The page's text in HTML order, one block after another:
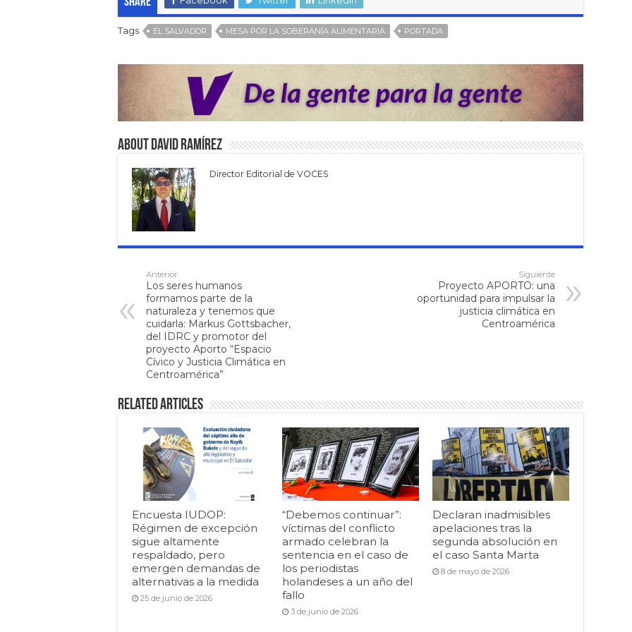
Tags EL SALVADOR MESA POR LA SOBERANÍA ALIMENTARIA PORTADA
About David Ramírez
Director Editorial de VOCES
Anterior
Los seres humanos
formamos parte de la
naturaleza y tenemos que
cuidarla: Markus Gottsbacher,
del IDRC y promotor del
proyecto Aporto “Espacio
Cívico y Justicia Climática en
Centroamérica”
Siguiente
Proyecto APORTO: una
oportunidad para impulsar la
justicia climática en
Centroamérica
Related Articles
Encuesta IUDOP:
Régimen de excepción
sigue altamente
respaldado, pero
emergen demandas de
alternativas a la medida
25 de junio de 2026
“Debemos continuar”:
víctimas del conflicto
armado celebran la
sentencia en el caso de
los periodistas
holandeses a un año del
fallo
3 de junio de 2026
Declaran inadmisibles
apelaciones tras la
segunda absolución en
el caso Santa Marta
8 de mayo de 2026